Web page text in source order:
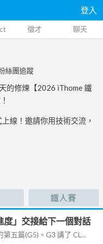
登入
徵才 聊天
絲團追蹤
的修煉【2026 iThome 鐵
線！邀請你用技術交流，
鐵人賽
」交接給下一個對話
五篇(G5)。G3 講了 CL...